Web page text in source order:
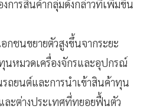
การสินค้ากลุ่มดังกล่าวที่เพิ่มขึ้น
ชนขยายตัวสูงขึ้นจากระยะ
นหมวดเครื่องจักรและอุปกรณ์
ถยนต์และการนำเข้าสินค้าทุน
ละต่างประเทศที่ทยอยฟื้นตัว